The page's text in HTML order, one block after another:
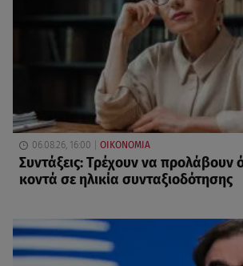
06.08.26, 16:00 ΟΙΚΟΝΟΜΙΑ
Συντάξεις: Τρέχουν να προλάβουν
κοντά σε ηλικία συνταξιοδότησης